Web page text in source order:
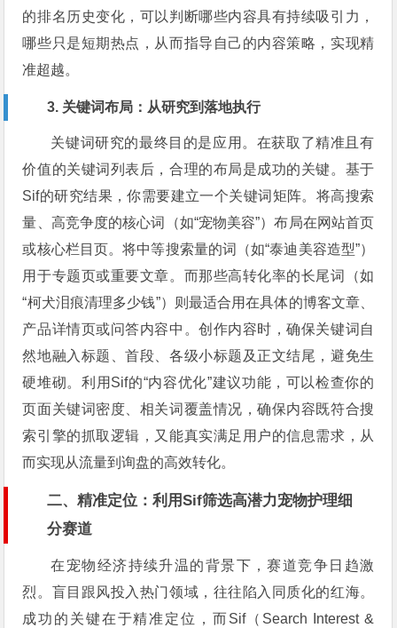
的排名历史变化，可以判断哪些内容具有持续吸引力，
哪些只是短期热点，从而指导自己的内容策略，实现精
准超越。
3. 关键词布局：从研究到落地执行
关键词研究的最终目的是应用。在获取了精准且有
价值的关键词列表后，合理的布局是成功的关键。基于
Sif的研究结果，你需要建立一个关键词矩阵。将高搜索
量、高竞争度的核心词（如“宠物美容”）布局在网站首页
或核心栏目页。将中等搜索量的词（如“泰迪美容造型”）
用于专题页或重要文章。而那些高转化率的长尾词（如
“柯犬泪痕清理多少钱”）则最适合用在具体的博客文章、
产品详情页或问答内容中。创作内容时，确保关键词自
然地融入标题、首段、各级小标题及正文结尾，避免生
硬堆砌。利用Sif的“内容优化”建议功能，可以检查你的
页面关键词密度、相关词覆盖情况，确保内容既符合搜
索引擎的抓取逻辑，又能真实满足用户的信息需求，从
而实现从流量到询盘的高效转化。
二、精准定位：利用Sif筛选高潜力宠物护理细
分赛道
在宠物经济持续升温的背景下，赛道竞争日趋激
烈。盲目跟风投入热门领域，往往陷入同质化的红海。
成功的关键在于精准定位，而Sif（Search Interest &